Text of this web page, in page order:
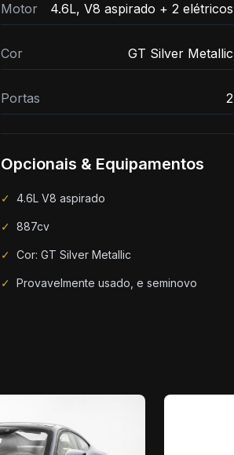
Motor 4.6L, V8 aspirado + 2 elétricos
Cor GT Silver Metallic
Portas 2
Opcionais & Equipamentos
✓ 4.6L V8 aspirado
✓ 887cv
✓ Cor: GT Silver Metallic
✓ Provavelmente usado, e seminovo